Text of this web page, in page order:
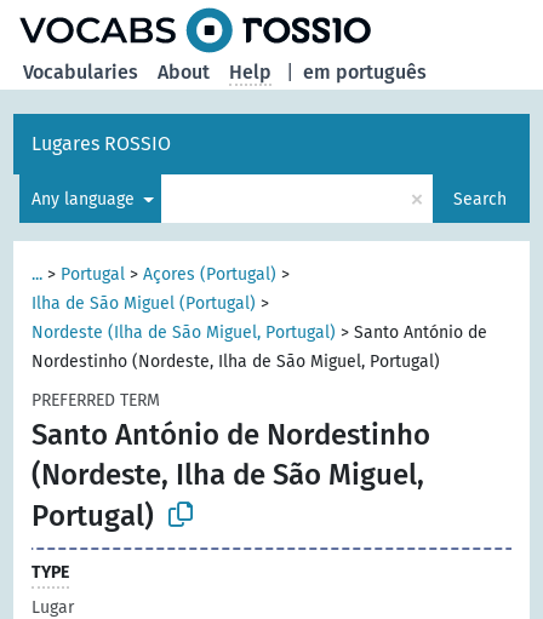
em português
Vocabularies About Help
Lugares ROSSIO
Any language × Search
... > Portugal >Açores (Portugal) >
Ilha de São Miguel (Portugal) >
Nordeste (Ilha de São Miguel, Portugal) >Santo António de
Nordestinho (Nordeste, Ilha de São Miguel, Portugal)
PREFERRED TERM
Santo António de Nordestinho
(Nordeste, Ilha de São Miguel,
Portugal)
TYPE
Lugar